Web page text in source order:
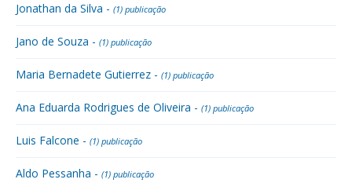
Jonathan da Silva - (1) publicação
Jano de Souza - (1) publicação
Maria Bernadete Gutierrez - (1) publicação
Ana Eduarda Rodrigues de Oliveira - (1) publicação
Luis Falcone - (1) publicação
Aldo Pessanha - (1) publicação